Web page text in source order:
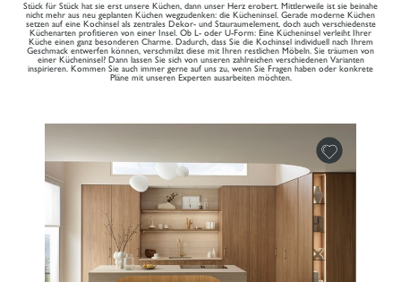
Stück für Stück hat sie erst unsere Küchen, dann unser Herz erobert. Mittlerweile ist sie beinahe
nicht mehr aus neu geplanten Küchen wegzudenken: die Kücheninsel. Gerade moderne Küchen
setzen auf eine Kochinsel als zentrales Dekor- und Stauraumelement, doch auch verschiedenste
Küchenarten profitieren von einer Insel. Ob L- oder U-Form: Eine Kücheninsel verleiht Ihrer
Küche einen ganz besonderen Charme. Dadurch, dass Sie die Kochinsel individuell nach Ihrem
Geschmack entwerfen können, verschmilzt diese mit Ihren restlichen Möbeln. Sie träumen von
einer Kücheninsel? Dann lassen Sie sich von unseren zahlreichen verschiedenen Varianten
inspirieren. Kommen Sie auch immer gerne auf uns zu, wenn Sie Fragen haben oder konkrete
Pläne mit unseren Experten ausarbeiten möchten.